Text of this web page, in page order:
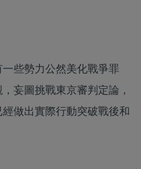
些勢力公然美化戰爭罪
妄圖挑戰東京審判定論，
做出實際行動突破戰後和